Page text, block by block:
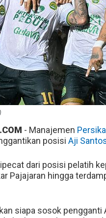
- Manajemen
posisi Aji
dari posisi pelatih
Pajajaran hingga
siapa sosok pengganti